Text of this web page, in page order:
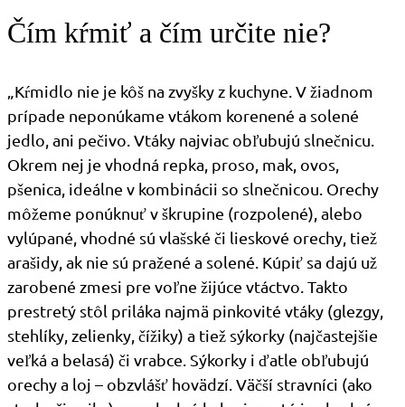
Čím kŕmiť a čím určite nie?
„Kŕmidlo nie je kôš na zvyšky z kuchyne. V žiadnom
prípade neponúkame vtákom korenené a solené
jedlo, ani pečivo. Vtáky najviac obľubujú slnečnicu.
Okrem nej je vhodná repka, proso, mak, ovos,
pšenica, ideálne v kombinácii so slnečnicou. Orechy
môžeme ponúknuť v škrupine (rozpolené), alebo
vylúpané, vhodné sú vlašské či lieskové orechy, tiež
arašidy, ak nie sú pražené a solené. Kúpiť sa dajú už
zarobené zmesi pre voľne žijúce vtáctvo. Takto
prestretý stôl priláka najmä pinkovité vtáky (glezgy,
stehlíky, zelienky, čížiky) a tiež sýkorky (najčastejšie
veľká a belasá) či vrabce. Sýkorky i ďatle obľubujú
orechy a loj – obzvlášť hovädzí. Väčší stravníci (ako